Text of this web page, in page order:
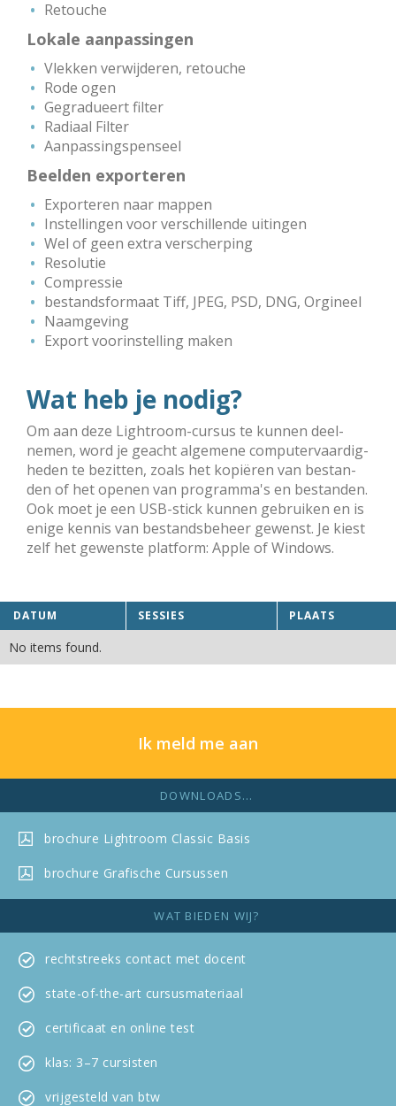
Retouche
Lokale aanpassingen
Vlekken verwijderen, retouche
Rode ogen
Gegradueert filter
Radiaal Filter
Aanpassingspenseel
Beelden exporteren
Exporteren naar mappen
Instellingen voor verschillende uitingen
Wel of geen extra verscherping
Resolutie
Compressie
bestandsformaat Tiff, JPEG, PSD, DNG, Orgineel
Naamgeving
Export voorinstelling maken
Wat heb je nodig?
Om aan deze Lightroom-cursus te kunnen deel­
nemen, word je geacht alge­mene com­puter­­vaardig­
heden te bezit­ten, zoals het kopiëren van bestan­
den of het openen van pro­gramma's en bestan­den.
Ook moet je een USB-stick kunnen gebrui­ken en is
enige ken­nis van bestands­beheer gewenst. Je kiest
zelf het ge­wenste platform: Apple of Win­dows.
DATUM SESSIES PLAATS
No items found.
Ik meld me aan
DOWNLOADS...
brochure Lightroom Classic Basis
brochure Grafische Cursussen
WAT BIEDEN WIJ?
rechtstreeks contact met docent
state-of-the-art cursus­materiaal
certificaat en online test
klas: 3–7 cursisten
vrijgesteld van btw